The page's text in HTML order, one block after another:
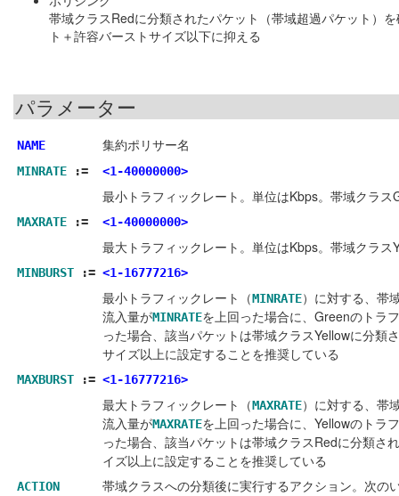
帯域クラスRedに分類されたパケット（帯域超過パケット）
ト＋許容バーストサイズ以下に抑える
パラメーター
NAME 集約ポリサー名
MINRATE := <1-40000000>
最小トラフィックレート。単位はKbps。帯域クラ
MAXRATE := <1-40000000>
最大トラフィックレート。単位はKbps。帯域クラス
MINBURST := <1-16777216>
最小トラフィックレート（MINRATE）に対する、帯
流入量がMINRATEを上回った場合に、Greenのトラ
った場合、該当パケットは帯域クラスYellowに分類
サイズ以上に設定することを推奨している
MAXBURST := <1-16777216>
最大トラフィックレート（MAXRATE）に対する、帯
流入量がMAXRATEを上回った場合に、Yellowのトラ
った場合、該当パケットは帯域クラスRedに分類さ
イズ以上に設定することを推奨している
ACTION 帯域クラスへの分類後に実行するアクション。次の